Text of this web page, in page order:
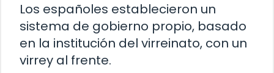
Los españoles establecieron un
sistema de gobierno propio, basado
en la institución del virreinato, con un
virrey al frente.